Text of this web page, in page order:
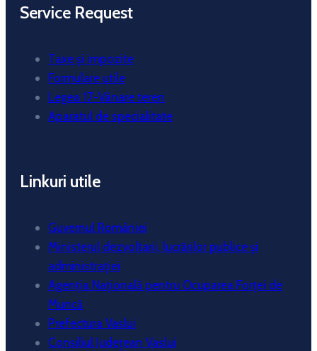
Service Request
Taxe și impozite
Formulare utile
Legea 17-Vânare teren
Aparatul de specialitate
Linkuri utile
Guvernul României
Ministerul dezvoltarii, lucrărilor publice și
administrației
Agenția Națională pentru Ocuparea Forței de
Muncă
Prefectura Vaslui
Consiliul Județean Vaslui